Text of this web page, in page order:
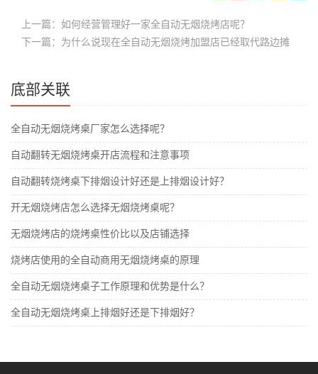
上一篇：如何经营管理好一家全自动无烟烧烤店呢？
下一篇：为什么说现在全自动无烟烧烤加盟店已经取代路边摊
底部关联
全自动无烟烧烤桌厂家怎么选择呢？
自动翻转无烟烧烤桌开店流程和注意事项
自动翻转烧烤桌下排烟设计好还是上排烟设计好？
开无烟烧烤店怎么选择无烟烧烤桌呢？
无烟烧烤店的烧烤桌性价比以及店铺选择
烧烤店使用的全自动商用无烟烧烤桌的原理
全自动无烟烧烤桌子工作原理和优势是什么？
全自动无烟烧烤桌上排烟好还是下排烟好？